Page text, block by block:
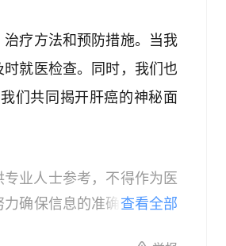
疗方法和预防措施。当我
就医检查。同时，我们也
们共同揭开肝癌的神秘面
业人士参考，不得作为医
确保信息的准确性，但本
查看全部